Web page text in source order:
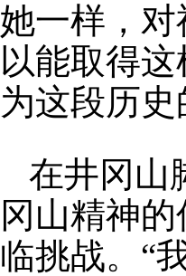
她一样，
以能取得
为这段历
在井冈山
冈山精神
临挑战。“